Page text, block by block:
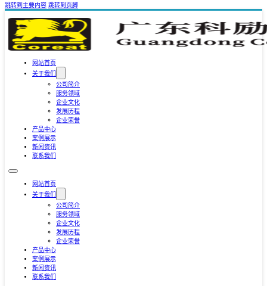
跳转到主要内容 跳转到页脚
网站首页
关于我们
公司简介
服务领域
企业文化
发展历程
企业荣誉
产品中心
案例展示
新闻资讯
联系我们
网站首页
关于我们
公司简介
服务领域
企业文化
发展历程
企业荣誉
产品中心
案例展示
新闻资讯
联系我们